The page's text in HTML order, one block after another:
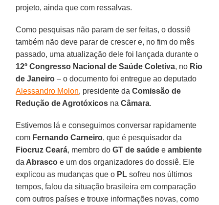
projeto, ainda que com ressalvas.
Como pesquisas não param de ser feitas, o dossiê
também não deve parar de crescer e, no fim do mês
passado, uma atualização dele foi lançada durante o
12º Congresso Nacional de Saúde Coletiva, no Rio
de Janeiro – o documento foi entregue ao deputado
Alessandro Molon, presidente daComissão de
Redução de Agrotóxicos na Câmara.
Estivemos lá e conseguimos conversar rapidamente
com Fernando Carneiro, que é pesquisador da
Fiocruz Ceará, membro doGT de saúdee ambiente
da Abrasco e um dos organizadores do dossiê. Ele
explicou as mudanças que o PL sofreu nos últimos
tempos, falou da situação brasileira em comparação
com outros países e trouxe informações novas, como